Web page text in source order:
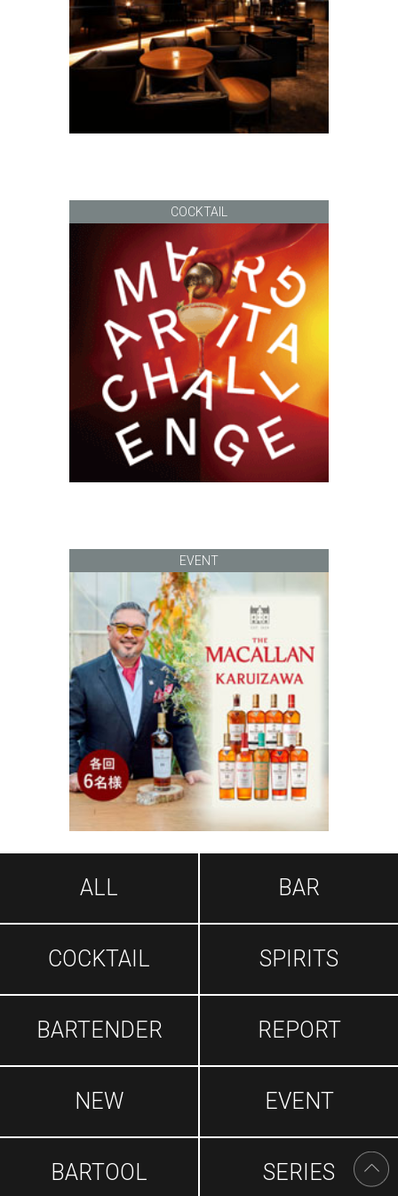
COCKTAIL
EVENT
ALL BAR
COCKTAIL SPIRITS
BARTENDER REPORT
NEW EVENT
BARTOOL SERIES